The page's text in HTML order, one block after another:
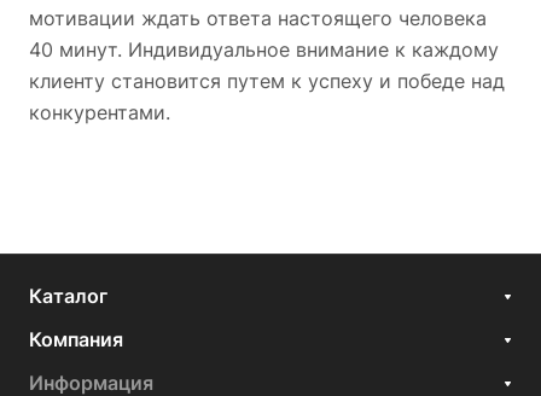
мотивации ждать ответа настоящего человека
40 минут. Индивидуальное внимание к каждому
клиенту становится путем к успеху и победе над
конкурентами.
Каталог
Компания
Информация